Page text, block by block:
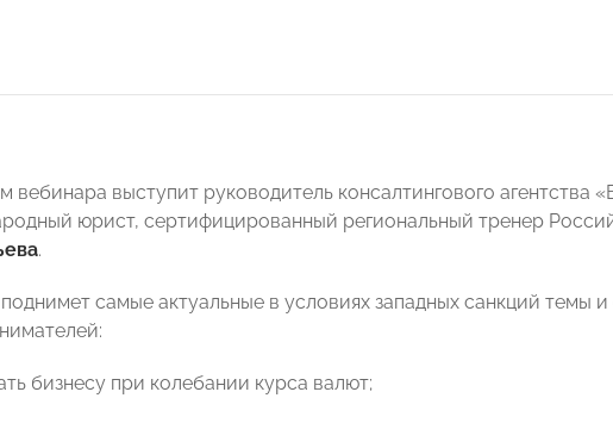
вебинара выступит руководитель консалтингового агентства
юрист, сертифицированный региональный тренер
.
самые актуальные в условиях западных санкций темы
бизнесу при колебании курса валют;